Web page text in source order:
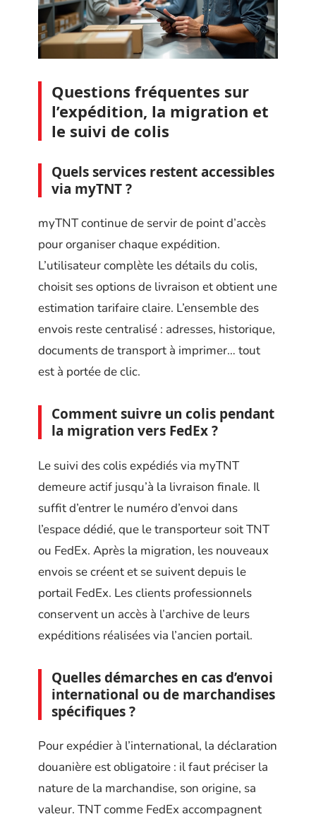
Questions fréquentes sur
l’expédition, la migration et
le suivi de colis
Quels services restent accessibles
via myTNT ?
myTNT continue de servir de point d’accès
pour organiser chaque expédition.
L’utilisateur complète les détails du colis,
choisit ses options de livraison et obtient une
estimation tarifaire claire. L’ensemble des
envois reste centralisé : adresses, historique,
documents de transport à imprimer… tout
est à portée de clic.
Comment suivre un colis pendant
la migration vers FedEx ?
Le suivi des colis expédiés via myTNT
demeure actif jusqu’à la livraison finale. Il
suffit d’entrer le numéro d’envoi dans
l’espace dédié, que le transporteur soit TNT
ou FedEx. Après la migration, les nouveaux
envois se créent et se suivent depuis le
portail FedEx. Les clients professionnels
conservent un accès à l’archive de leurs
expéditions réalisées via l’ancien portail.
Quelles démarches en cas d’envoi
international ou de marchandises
spécifiques ?
Pour expédier à l’international, la déclaration
douanière est obligatoire : il faut préciser la
nature de la marchandise, son origine, sa
valeur. TNT comme FedEx accompagnent